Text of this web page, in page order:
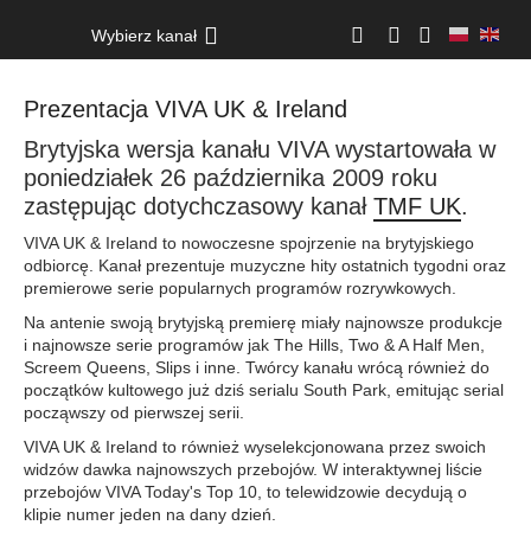
Wybierz kanał
Prezentacja VIVA UK & Ireland
Brytyjska wersja kanału VIVA wystartowała w
poniedziałek 26 października 2009 roku
zastępując dotychczasowy kanał TMF UK.
VIVA UK & Ireland to nowoczesne spojrzenie na brytyjskiego
odbiorcę. Kanał prezentuje muzyczne hity ostatnich tygodni oraz
premierowe serie popularnych programów rozrywkowych.
Na antenie swoją brytyjską premierę miały najnowsze produkcje
i najnowsze serie programów jak The Hills, Two & A Half Men,
Screem Queens, Slips i inne. Twórcy kanału wrócą również do
początków kultowego już dziś serialu South Park, emitując serial
począwszy od pierwszej serii.
VIVA UK & Ireland to również wyselekcjonowana przez swoich
widzów dawka najnowszych przebojów. W interaktywnej liście
przebojów VIVA Today's Top 10, to telewidzowie decydują o
klipie numer jeden na dany dzień.